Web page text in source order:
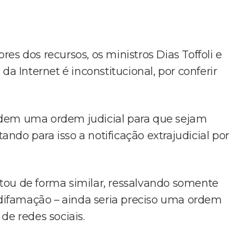
dos recursos, os ministros Dias Toffoli e
da Internet é inconstitucional, por conferir
uma ordem judicial para que sejam
para isso a notificação extrajudicial por
de forma similar, ressalvando somente
– ainda seria preciso uma ordem
redes sociais.